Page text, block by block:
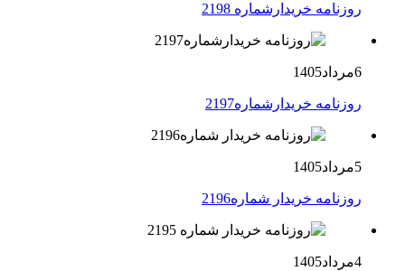
روزنامه خریدارشماره 2198
6مرداد1405
روزنامه خریدارشماره2197
5مرداد1405
روزنامه خریدار شماره2196
4مرداد1405